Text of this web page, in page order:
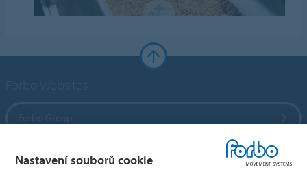
Forbo Flooring Systems
Nastavení souborů cookie